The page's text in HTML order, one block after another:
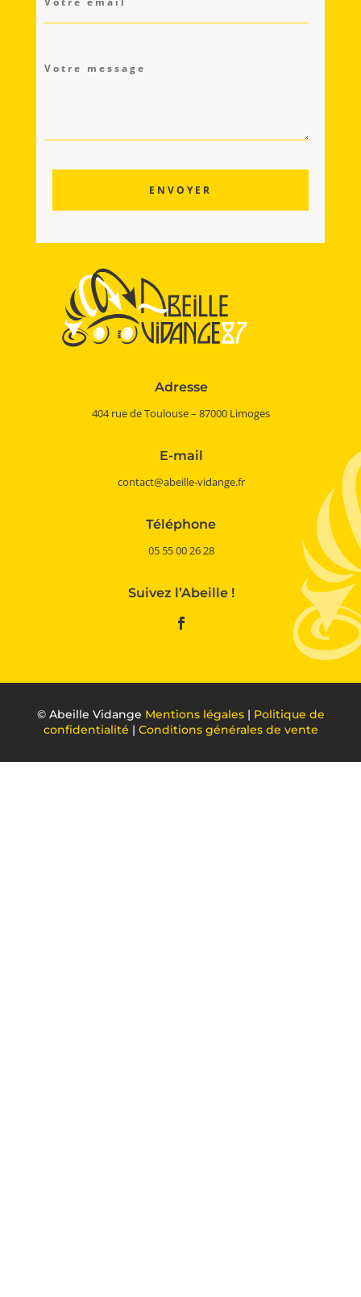
Adresse
404 rue de Toulouse – 87000 Limoges
E-mail
contact@abeille-vidange.fr
Téléphone
05 55 00 26 28
Suivez l’Abeille !
©Abeille Vidange Mentions légales | Politique de
confidentialité |Conditions générales de vente